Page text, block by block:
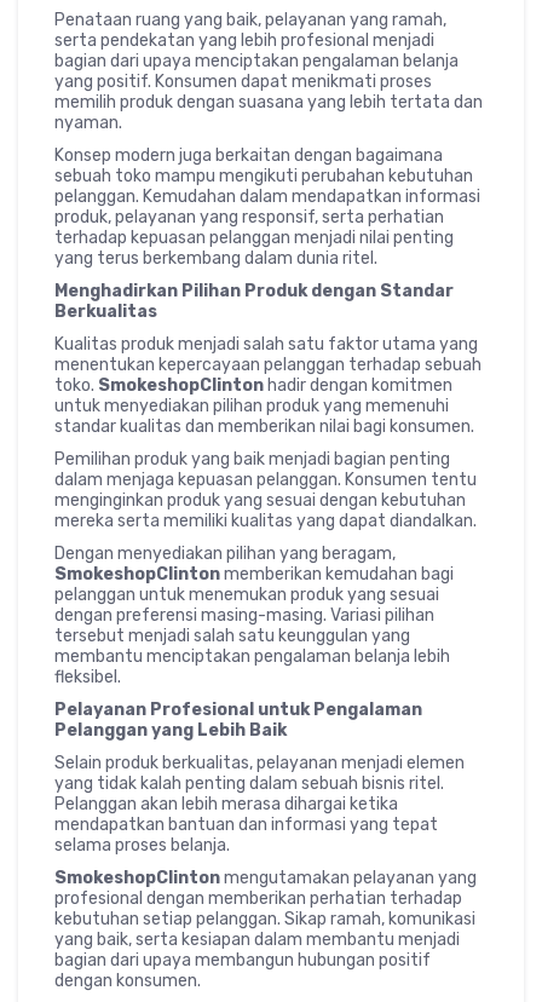
Penataan ruang yang baik, pelayanan yang ramah,
serta pendekatan yang lebih profesional menjadi
bagian dari upaya menciptakan pengalaman belanja
yang positif. Konsumen dapat menikmati proses
memilih produk dengan suasana yang lebih tertata dan
nyaman.
Konsep modern juga berkaitan dengan bagaimana
sebuah toko mampu mengikuti perubahan kebutuhan
pelanggan. Kemudahan dalam mendapatkan informasi
produk, pelayanan yang responsif, serta perhatian
terhadap kepuasan pelanggan menjadi nilai penting
yang terus berkembang dalam dunia ritel.
Menghadirkan Pilihan Produk dengan Standar
Berkualitas
Kualitas produk menjadi salah satu faktor utama yang
menentukan kepercayaan pelanggan terhadap sebuah
toko. SmokeshopClinton hadir dengan komitmen
untuk menyediakan pilihan produk yang memenuhi
standar kualitas dan memberikan nilai bagi konsumen.
Pemilihan produk yang baik menjadi bagian penting
dalam menjaga kepuasan pelanggan. Konsumen tentu
menginginkan produk yang sesuai dengan kebutuhan
mereka serta memiliki kualitas yang dapat diandalkan.
Dengan menyediakan pilihan yang beragam,
SmokeshopClintonmemberikan kemudahan bagi
pelanggan untuk menemukan produk yang sesuai
dengan preferensi masing-masing. Variasi pilihan
tersebut menjadi salah satu keunggulan yang
membantu menciptakan pengalaman belanja lebih
fleksibel.
Pelayanan Profesional untuk Pengalaman
Pelanggan yang Lebih Baik
Selain produk berkualitas, pelayanan menjadi elemen
yang tidak kalah penting dalam sebuah bisnis ritel.
Pelanggan akan lebih merasa dihargai ketika
mendapatkan bantuan dan informasi yang tepat
selama proses belanja.
SmokeshopClintonmengutamakan pelayanan yang
profesional dengan memberikan perhatian terhadap
kebutuhan setiap pelanggan. Sikap ramah, komunikasi
yang baik, serta kesiapan dalam membantu menjadi
bagian dari upaya membangun hubungan positif
dengan konsumen.